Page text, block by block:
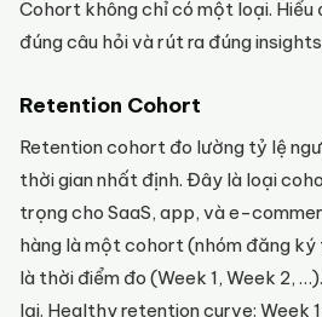
Cohort không chỉ có một loại.
đúng câu hỏi và rút ra đúng
Retention Cohort
Retention cohort đo lường tỷ lệ
thời gian nhất định. Đây là loại
trọng cho SaaS, app, và e-
hàng là một cohort (nhóm đăng
là thời điểm đo (Week 1, Week 2,
lại. Healthy retention curve: Week